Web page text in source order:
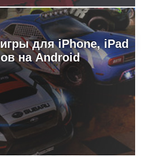
для iPhone, iPad
на Android